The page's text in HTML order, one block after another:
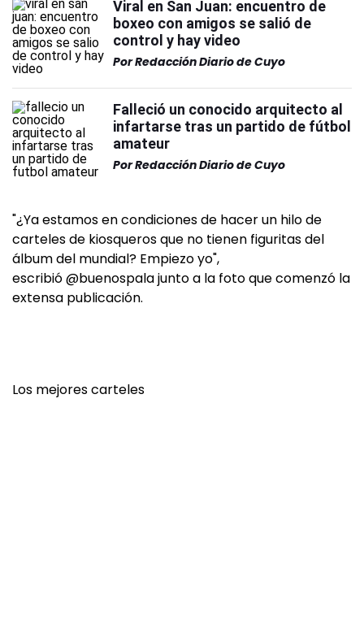
Viral en San Juan: encuentro de
boxeo con amigos se salió de
control y hay video
PorRedacción Diario de Cuyo
Falleció un conocido arquitecto al
infartarse tras un partido de fútbol
amateur
PorRedacción Diario de Cuyo
"¿Ya estamos en condiciones de hacer un hilo de
carteles de kiosqueros que no tienen figuritas del
álbum del mundial? Empiezo yo",
escribió @buenospala junto a la foto que comenzó la
extensa publicación.
Los mejores carteles